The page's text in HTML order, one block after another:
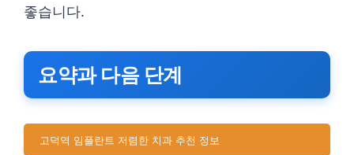
좋습니다.
요약과 다음 단계
고덕역 임플란트 저렴한 치과 추천 정보